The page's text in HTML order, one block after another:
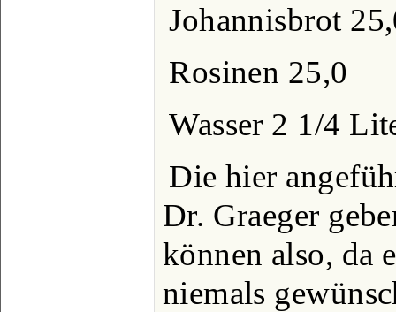
Johannisbrot
Rosinen 25,0
Wasser 2 1/4
Die hier
Dr. Graeger
können also, da
niemals